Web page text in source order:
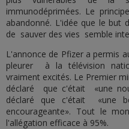
immunodéprimées. Le
abandonné. L'idée que le but
de sauver des vies semble
L'annonce de Pfizer a permis
pleurer à la télévision
vraiment excités. Le Premier
déclaré que c'était «une
déclaré que c'était «une
encourageante». Tout le
l'allégation efficace à 95%.